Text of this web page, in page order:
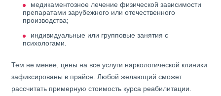
медикаментозное лечение физической зависимости
препаратами зарубежного или отечественного
производства;
индивидуальные или групповые занятия с
психологами.
Тем не менее, цены на все услуги наркологической клиники
зафиксированы в прайсе. Любой желающий сможет
рассчитать примерную стоимость курса реабилитации.